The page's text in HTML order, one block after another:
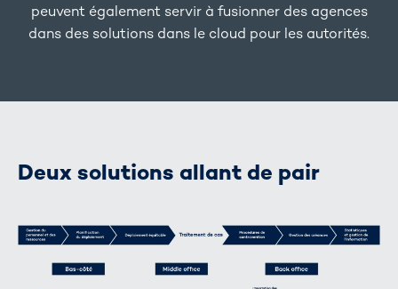
peuvent également servir à fusionner des agences
dans des solutions dans le cloud pour les autorités.
Deux solutions allant de pair